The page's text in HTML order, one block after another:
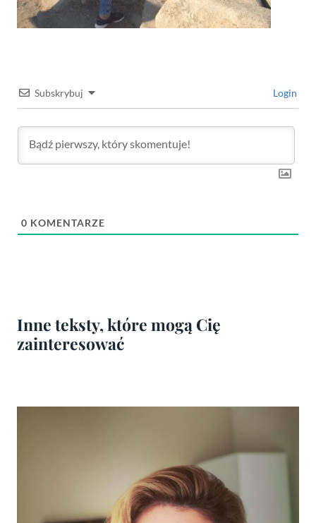
Subskrybuj Login
0 KOMENTARZE
Inne teksty, które mogą Cię
zainteresować